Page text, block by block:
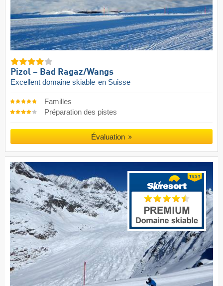
Pizol – Bad Ragaz/​Wangs
Excellent domaine skiable en Suisse
Familles
Préparation des pistes
Évaluation